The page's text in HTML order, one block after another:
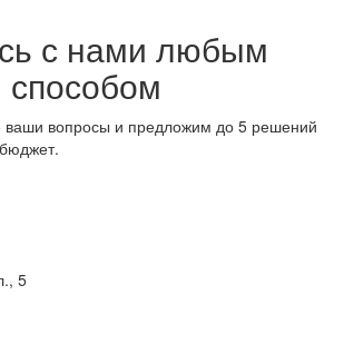
с нами любым
ваши вопросы и предложим до 5 решений
5